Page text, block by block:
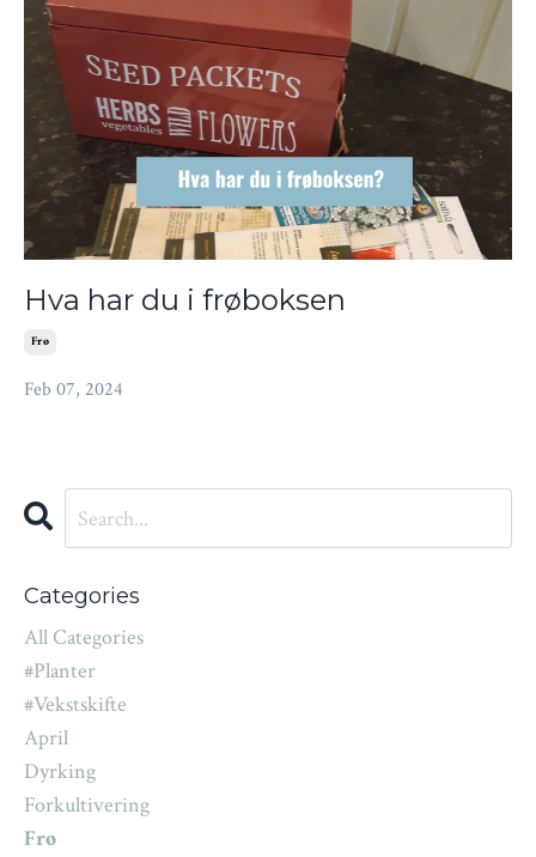
Hva har du i frøboksen
Frø
Feb 07, 2024
Categories
All Categories
#planter
#vekstskifte
April
Dyrking
Forkultivering
Frø